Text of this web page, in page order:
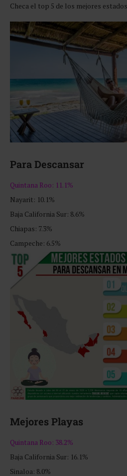
Checa el top 5 de los mejores
Para Descansar
Quintana Roo: 11.1%
Nayarit: 10.1%
Baja California Sur: 8.6%
Chiapas: 7.3%
Campeche: 6.5%
Mejores Playas
Quintana Roo: 38.2%
Baja California Sur: 16.1%
Sinaloa: 8.0%